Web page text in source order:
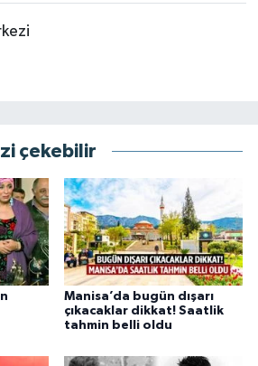
çekebilir
Manisa’da bugün dışarı
çıkacaklar dikkat! Saatlik
tahmin belli oldu